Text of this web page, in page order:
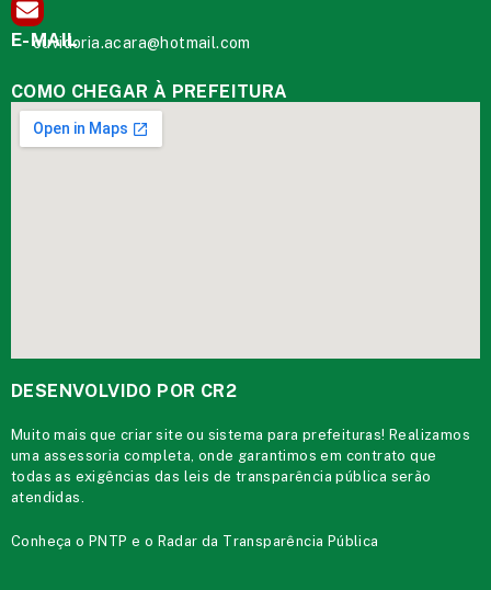
E-MAIL
ouvidoria.acara@hotmail.com
COMO CHEGAR À PREFEITURA
DESENVOLVIDO POR CR2
Muito mais quecriar site ou sistema para prefeituras! Realizamos
uma assessoria completa, onde garantimos em contrato que
todas as exigências das leis de transparência pública serão
atendidas.
Conheça oPNTP e o Radar da Transparência Pública